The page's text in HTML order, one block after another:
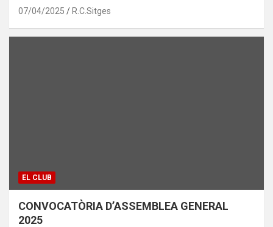
07/04/2025 R.C.Sitges
EL CLUB
CONVOCATÒRIA D’ASSEMBLEA GENERAL
2025